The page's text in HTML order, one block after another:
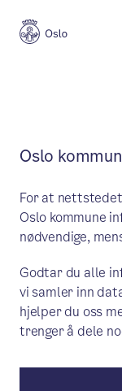
BYLIV
Gode
Oslo
For at
Oslo kommune
nødvendige,
Godtar du alle
vi samler inn
hjelper du oss
trenger å dele